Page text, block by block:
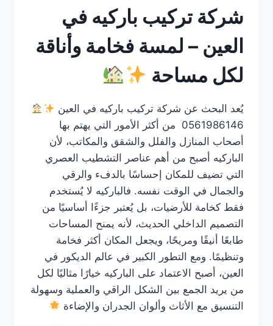
شركة تركيب باركيه في
العين – لمسة فخامة وأناقة
لكل مساحة
يُعد البحث عن شركة تركيب باركيه في العين
0561986146 من أكثر الأمور التي يهتم بها
أصحاب المنازل والفلل والشقق والمكاتب، لأن
الباركيه أصبح من أهم عناصر التشطيب العصري
التي تضيف للمكان إحساسًا بالدفء والرقي
والجمال في الوقت نفسه. فالباركيه لا يُستخدم
فقط كخامة للأرضيات، بل يُعتبر جزءًا أساسيًا من
التصميم الداخلي الحديث، لأنه يمنح المساحات
طابعًا أنيقًا ومريحًا، ويجعل المكان أكثر فخامة
وتنظيمًا. ومع التطور الكبير في عالم الديكور في
العين، أصبح الاعتماد على الباركيه خيارًا مثاليًا لكل
من يريد الجمع بين الشكل الراقي والعملية وسهولة
التنسيق مع الأثاث وألوان الجدران والإضاءة